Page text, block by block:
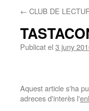
← CLUB DE
Publicat el 3 juny
Aquest article s'ha
adreces d'interès l'